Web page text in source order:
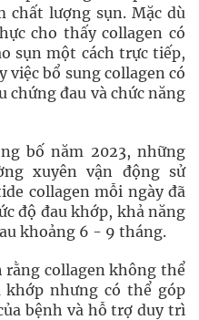
chất lượng sụn. Mặc dù
cho thấy collagen có
sụn một cách trực tiếp,
việc bổ sung collagen có
chứng đau và chức năng
bố năm 2023, những
xuyên vận động sử
collagen mỗi ngày đã
độ đau khớp, khả năng
khoảng 6 - 9 tháng.
rằng collagen không thể
nhưng có thể góp
bệnh và hỗ trợ duy trì